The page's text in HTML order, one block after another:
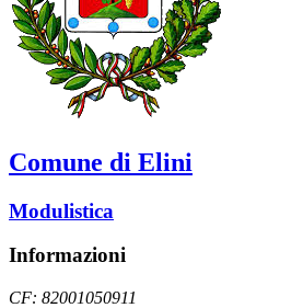
Comune di Elini
Modulistica
Informazioni
CF: 82001050911